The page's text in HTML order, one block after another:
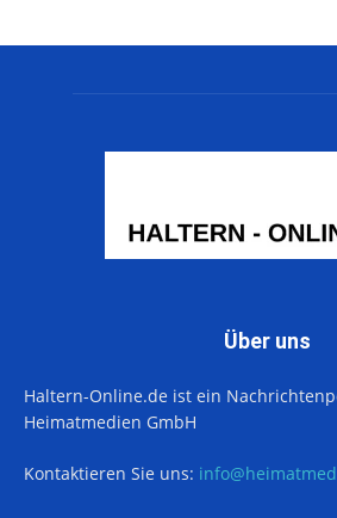
Über uns
Haltern-Online.de ist ein
Heimatmedien GmbH
Kontaktieren Sie uns: